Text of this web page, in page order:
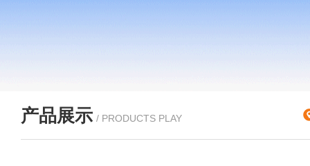
产品展示 / PRODUCTS PLAY